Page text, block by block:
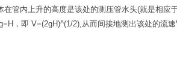
管内上升的高度是该处的测压管水头(就是相
，即 V=(2gH)^(1/2),从而间接地测出该处的流速